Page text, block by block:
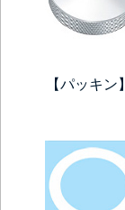
【パッキン】